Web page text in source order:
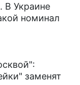
В Украине
номинал
заменят